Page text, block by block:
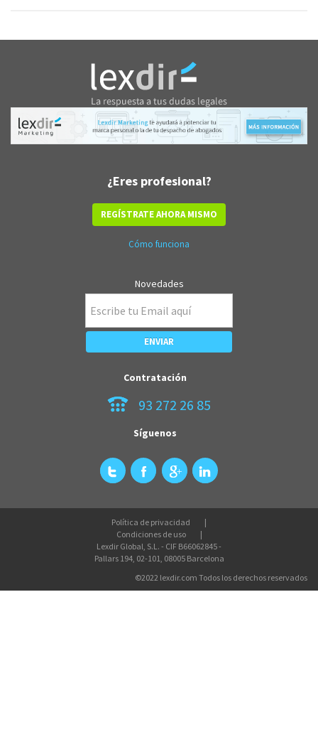
¿Eres profesional?
REGÍSTRATE AHORA MISMO
Cómo funciona
Novedades
Contratación
93 272 26 85
Síguenos
Política de privacidad
Condiciones de uso
Lexdir Global, S.L. - CIF B66062845 -
Pallars 194, 02-101, 08005 Barcelona
©2022 lexdir.com Todos los derechos reservados